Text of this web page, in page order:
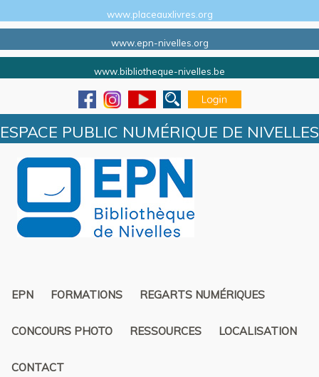
www.placeauxlivres.org
www.epn-nivelles.org
www.bibliotheque-nivelles.be
ESPACE PUBLIC NUMÉRIQUE DE NIVELLES
EPN FORMATIONS REGARTS NUMÉRIQUES
CONCOURS PHOTO RESSOURCES LOCALISATION
CONTACT